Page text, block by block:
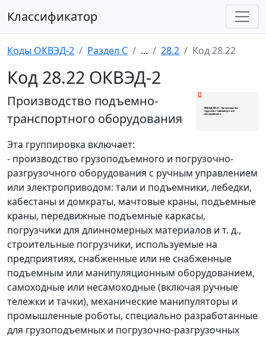
Классификатор
Коды ОКВЭД-2 Раздел C ... 28.2 Код 28.22
Код 28.22 ОКВЭД-2
Производство подъемно-
транспортного оборудования
Эта группировка включает:
- производство грузоподъемного и погрузочно-
разгрузочного оборудования с ручным управлением
или электроприводом: тали и подъемники, лебедки,
кабестаны и домкраты, мачтовые краны, подъемные
краны, передвижные подъемные каркасы,
погрузчики для длинномерных материалов и т. д.,
строительные погрузчики, используемые на
предприятиях, снабженные или не снабженные
подъемным или манипуляционным оборудованием,
самоходные или несамоходные (включая ручные
тележки и тачки), механические манипуляторы и
промышленные роботы, специально разработанные
для грузоподъемных и погрузочно-разгрузочных